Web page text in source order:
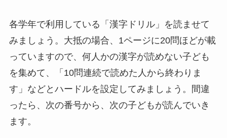
各学年で利用している「漢字ドリル」を読ませて
みましょう。大抵の場合、1ページに20問ほどが載
っていますので、何人かの漢字が読めない子ども
を集めて、「10問連続で読めた人から終わりま
す」などとハードルを設定してみましょう。間違
ったら、次の番号から、次の子どもが読んでいき
ます。